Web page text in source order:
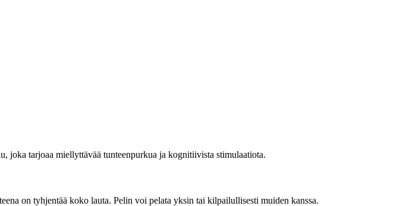
joka tarjoaa miellyttävää tunteenpurkua ja kognitiivista stimulaatiota.
on tyhjentää koko lauta. Pelin voi pelata yksin tai kilpailullisesti muiden kanssa.